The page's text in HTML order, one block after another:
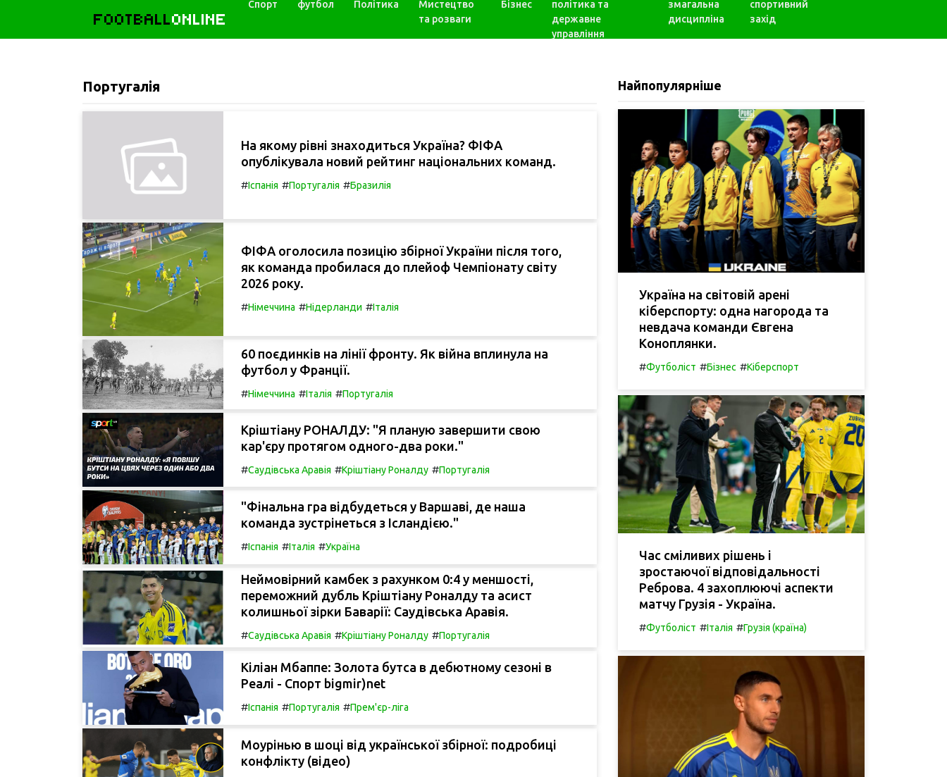
FOOTBALLONLINE
Спорт футбол Політика
Мистецтво
та розваги
Бізнес
політика та
державне
управління
змагальна
дисципліна
спортивний
захід
Португалія
На якому рівні знаходиться Україна? ФІФА
опублікувала новий рейтинг національних команд.
#Іспанія #Португалія #Бразилія
ФІФА оголосила позицію збірної України після того,
як команда пробилася до плейоф Чемпіонату світу
2026 року.
#Німеччина #Нідерланди #Італія
60 поєдинків на лінії фронту. Як війна вплинула на
футбол у Франції.
#Німеччина #Італія #Португалія
Кріштіану РОНАЛДУ: "Я планую завершити свою
кар'єру протягом одного-два роки."
#Саудівська Аравія #Кріштіану Роналду #Португалія
"Фінальна гра відбудеться у Варшаві, де наша
команда зустрінеться з Ісландією."
#Іспанія #Італія #Україна
Неймовірний камбек з рахунком 0:4 у меншості,
переможний дубль Кріштіану Роналду та асист
колишньої зірки Баварії: Саудівська Аравія.
#Саудівська Аравія #Кріштіану Роналду #Португалія
Кіліан Мбаппе: Золота бутса в дебютному сезоні в
Реалі - Спорт bigmir)net
#Іспанія #Португалія #Прем'єр-ліга
Моурінью в шоці від української збірної: подробиці
конфлікту (відео)
Найпопулярніше
Україна на світовій арені
кіберспорту: одна нагорода та
невдача команди Євгена
Коноплянки.
#Футболіст #Бізнес #Кіберспорт
Час сміливих рішень і
зростаючої відповідальності
Реброва. 4 захоплюючі аспекти
матчу Грузія - Україна.
#Футболіст #Італія #Грузія (країна)